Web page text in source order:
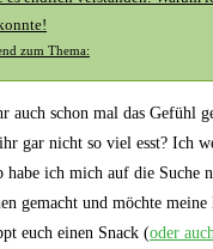
zum Thema:
auch schon mal das Gefühl
gar nicht so viel esst? Ich
habe ich mich auf die Suche
gemacht und möchte
euch einen Snack (oder